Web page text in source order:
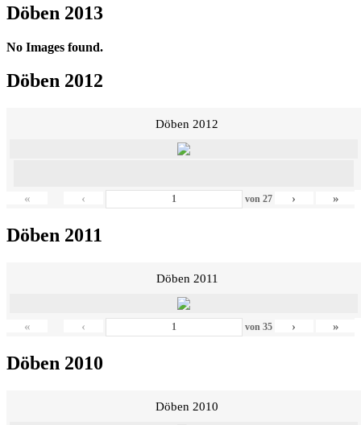
Döben 2013
No Images found.
Döben 2012
Döben 2012
« ‹ von 27 › »
Döben 2011
Döben 2011
« ‹ von 35 › »
Döben 2010
Döben 2010